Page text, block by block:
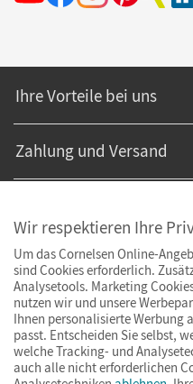
Ihre Vorteile bei uns
Zahlung und Versand
Wir respektieren Ihre
Um das Cornelsen Online-
sind Cookies erforderlich.
Analysetools. Marketing
nutzen wir und unsere
Ihnen personalisierte Werbung
passt. Entscheiden Sie selbst,
welche Tracking- und
auch alle nicht erforderlichen